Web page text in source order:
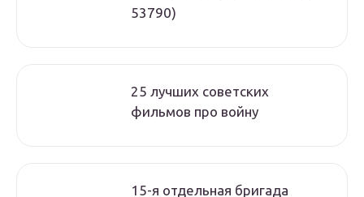
53790)
25 лучших советских
фильмов про войну
15-я отдельная бригада